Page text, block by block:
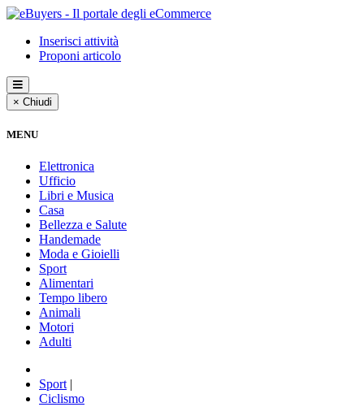
Inserisci attività
Proponi articolo
× Chiudi
MENU
Elettronica
Ufficio
Libri e Musica
Casa
Bellezza e Salute
Handemade
Moda e Gioielli
Sport
Alimentari
Tempo libero
Animali
Motori
Adulti
Sport |
Ciclismo